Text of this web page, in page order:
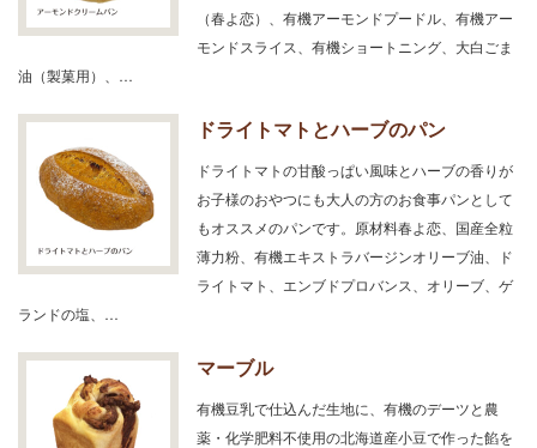
（春よ恋）、有機アーモンドプードル、有機アー
モンドスライス、有機ショートニング、大白ごま
油（製菓用）、…
ドライトマトとハーブのパン
ドライトマトの甘酸っぱい風味とハーブの香りが
お子様のおやつにも大人の方のお食事パンとして
もオススメのパンです。原材料春よ恋、国産全粒
薄力粉、有機エキストラバージンオリーブ油、ド
ライトマト、エンブドプロバンス、オリーブ、ゲ
ランドの塩、…
マーブル
有機豆乳で仕込んだ生地に、有機のデーツと農
薬・化学肥料不使用の北海道産小豆で作った餡を